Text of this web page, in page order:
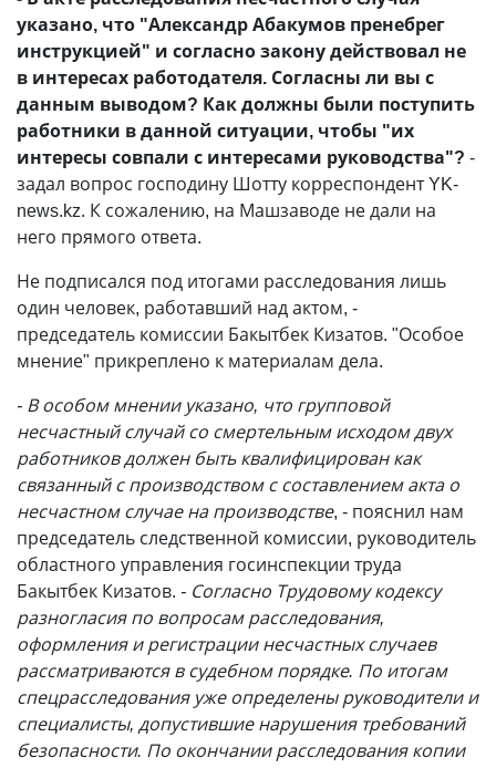
указано, что "Александр Абакумов пренебрег
инструкцией" и согласно закону действовал не
в интересах работодателя. Согласны ли вы с
данным выводом? Как должны были поступить
работники в данной ситуации, чтобы "их
интересы совпали с интересами руководства"? -
задал вопрос господину Шотту корреспондент YK-
news.kz. К сожалению, на Машзаводе не дали на
него прямого ответа.
Не подписался под итогами расследования лишь
один человек, работавший над актом, -
председатель комиссии Бакытбек Кизатов. "Особое
мнение" прикреплено к материалам дела.
- В особом мнении указано, что групповой
несчастный случай со смертельным исходом двух
работников должен быть квалифицирован как
связанный с производством с составлением акта о
несчастном случае на производстве, - пояснил нам
председатель следственной комиссии, руководитель
областного управления госинспекции труда
Бакытбек Кизатов. - Согласно Трудовому кодексу
разногласия по вопросам расследования,
оформления и регистрации несчастных случаев
рассматриваются в судебном порядке. По итогам
спецрасследования уже определены руководители и
специалисты, допустившие нарушения требований
безопасности. По окончании расследования копии